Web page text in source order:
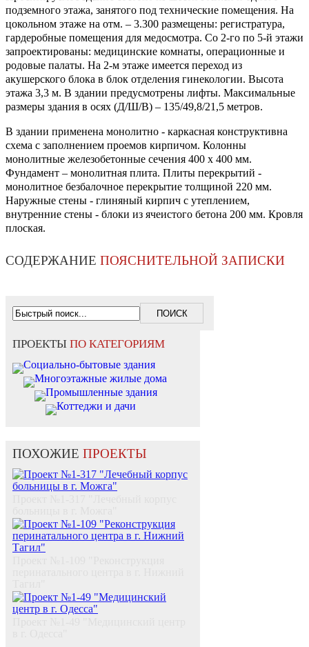
подземного этажа, занятого под технические помещения. На
цокольном этаже на отм. – 3.300 размещены: регистратура,
гардеробные помещения для медосмотра. Со 2-го по 5-й этажи
запроектированы: медицинские комнаты, операционные и
родовые палаты. На 2-м этаже имеется переход из
акушерского блока в блок отделения гинекологии. Высота
этажа 3,3 м. В здании предусмотрены лифты. Максимальные
размеры здания в осях (Д/Ш/В) – 135/49,8/21,5 метров.
В здании применена монолитно - каркасная конструктивна
схема с заполнением проемов кирпичом. Колонны
монолитные железобетонные сечения 400 x 400 мм.
Фундамент – монолитная плита. Плиты перекрытий -
монолитное безбалочное перекрытие толщиной 220 мм.
Наружные стены - глиняный кирпич с утеплением,
внутренние стены - блоки из ячеистого бетона 200 мм. Кровля
плоская.
СОДЕРЖАНИЕ ПОЯСНИТЕЛЬНОЙ ЗАПИСКИ
ПРОЕКТЫ ПО КАТЕГОРИЯМ
Социально-бытовые здания
Многоэтажные жилые дома
Промышленные здания
Коттеджи и дачи
ПОХОЖИЕ ПРОЕКТЫ